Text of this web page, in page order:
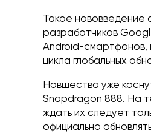
Такое нововведение
разработчиков
Android-смартфонов,
цикла глобальных
Новшества уже
Snapdragon 888. На
ждать их следует
официально